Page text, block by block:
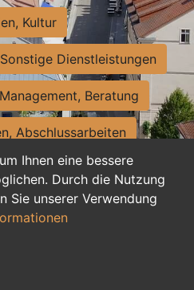
Ihnen eine bessere
Durch die Nutzung
Sie unserer Verwendung
Kultur
Sonstige Dienstleistungen
Management, Beratung
Abschlussarbeiten
Sekretariat
Nebenjobs
Ausbildung